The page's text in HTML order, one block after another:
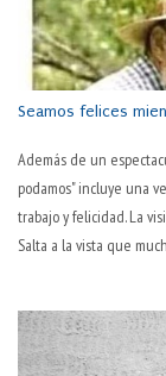
Seamos felices
Además de un
podamos" incluye una
trabajo y felicidad. La
Salta a la vista que
trabajo, todos lo
sugiere: "este pantalón